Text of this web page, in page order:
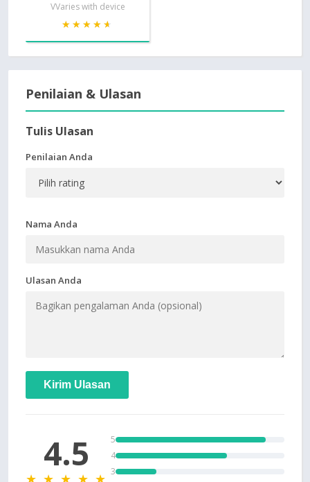
VVaries with device
★★★★★
★★★★★
Penilaian & Ulasan
Tulis Ulasan
Penilaian Anda
Nama Anda
Ulasan Anda
Kirim Ulasan
4.5
★ ★ ★ ★ ★
5
4
3